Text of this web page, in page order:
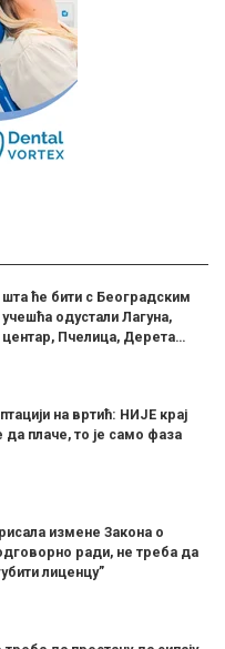
ће бити с Београдским
одустали Лагуна,
Пчелица, Дерета…
на вртић: НИЈЕ крај
да плаче, то је само фаза
измене Закона о
ради, не треба да
лиценцу”